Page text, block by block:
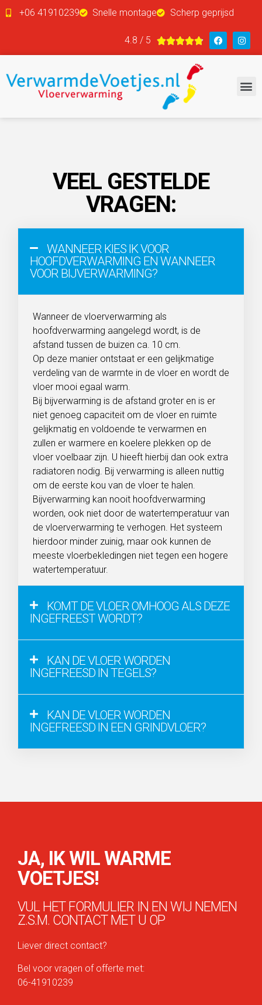
+06 41910239 Snelle montage Scherp geprijsd
4.8 / 5 
VEEL GESTELDE
VRAGEN:
WANNEER KIES IK VOOR
HOOFDVERWARMING EN WANNEER
VOOR BIJVERWARMING?
Wanneer de vloerverwarming als
hoofdverwarming aangelegd wordt, is de
afstand tussen de buizen ca. 10 cm.
Op deze manier ontstaat er een gelijkmatige
verdeling van de warmte in de vloer en wordt de
vloer mooi egaal warm.
Bij bijverwarming is de afstand groter en is er
niet genoeg capaciteit om de vloer en ruimte
gelijkmatig en voldoende te verwarmen en
zullen er warmere en koelere plekken op de
vloer voelbaar zijn. U hieeft hierbij dan ook extra
radiatoren nodig. Bij verwarming is alleen nuttig
om de eerste kou van de vloer te halen.
Bijverwarming kan nooit hoofdverwarming
worden, ook niet door de watertemperatuur van
de vloerverwarming te verhogen. Het systeem
hierdoor minder zuinig, maar ook kunnen de
meeste vloerbekledingen niet tegen een hogere
watertemperatuur.
KOMT DE VLOER OMHOOG ALS DEZE
INGEFREEST WORDT?
KAN DE VLOER WORDEN
INGEFREESD IN TEGELS?
KAN DE VLOER WORDEN
INGEFREESD IN EEN GRINDVLOER?
JA, IK WIL WARME
VOETJES!
VUL HET FORMULIER IN EN WIJ NEMEN
Z.S.M. CONTACT MET U OP
Liever direct contact?
Bel voor vragen of offerte met:
06-41910239